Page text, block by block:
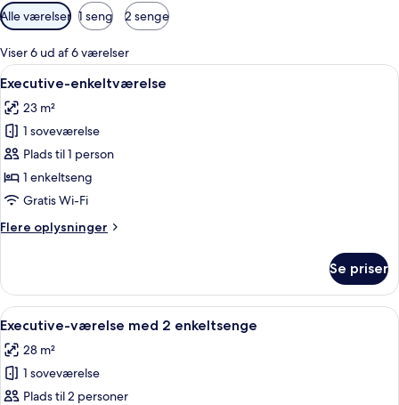
Tilgængelige
filtre
for
værelser
Alle værelser 1 seng 2 senge
Viser 6 ud af 6 værelser
Indlæs
alle
billeder
af
Executive-
enkeltværelse
Et hotelværelse med en seng, et
7
Executive-enkeltværelse
23 m²
1 soveværelse
Plads til 1 person
1 enkeltseng
Gratis Wi-Fi
Flere oplysninger
Flere
enkeltværelse
Se priser
Indlæs
alle
billeder
af
Executive-
Et hotelværelse med to senge, et
7
Executive-værelse med 2 enkeltsenge
28 m²
1 soveværelse
Plads til 2 personer